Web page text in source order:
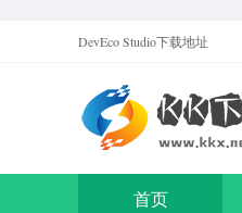
DevEco Studio下载地址
首页